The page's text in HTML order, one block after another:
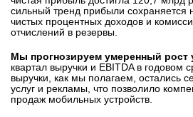
сильный тренд прибыли сохраняется
чистых процентных доходов и
отчислений в резервы.
Мы прогнозируем умеренный рост
квартал выручки и EBITDA в годовом
выручки, как мы полагаем, остались
услуг и рекламы, что позволило
продаж мобильных устройств.